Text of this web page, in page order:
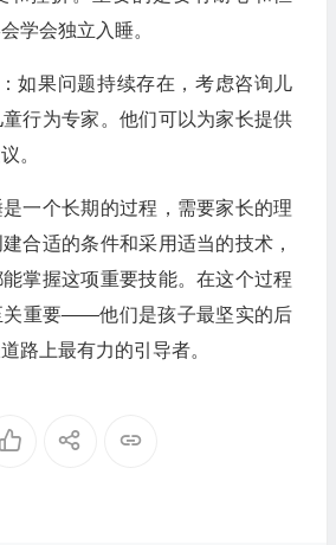
学会独立入睡。
如果问题持续存在，考虑咨询儿
行为专家。他们可以为家长提供
。
一个长期的过程，需要家长的理
合适的条件和采用适当的技术，
掌握这项重要技能。在这个过程
关重要——他们是孩子最坚实的后
路上最有力的引导者。